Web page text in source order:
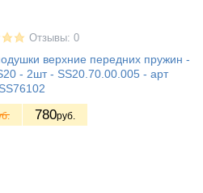
Отзывы: 0
верхние передних пружин -
- 2шт - SS20.70.00.005 - арт
SS76102
780руб.